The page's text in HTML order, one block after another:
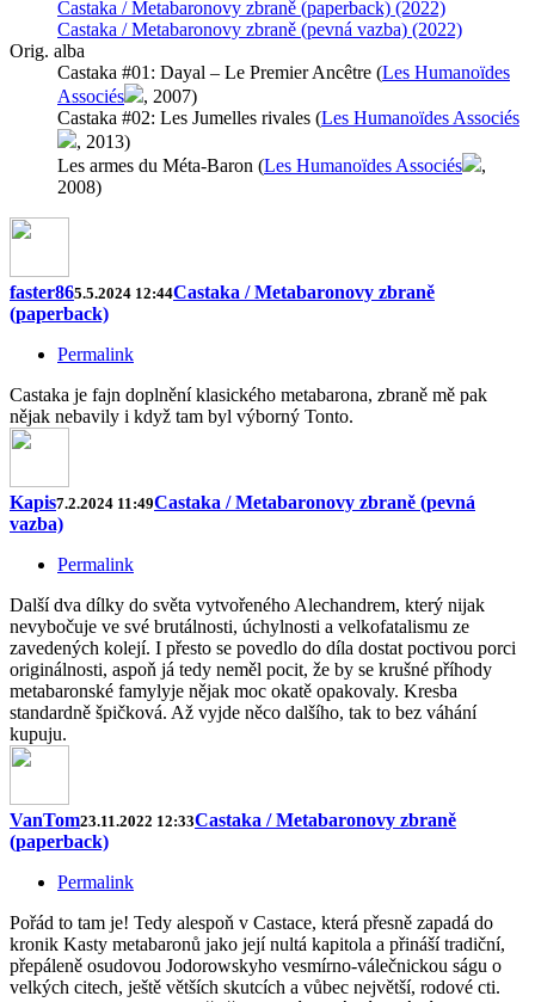
Castaka / Metabaronovy zbraně (paperback) (2022)
Castaka / Metabaronovy zbraně (pevná vazba) (2022)
Orig. alba
Castaka #01: Dayal – Le Premier Ancêtre (Les Humanoïdes
Associés
, 2007)
Castaka #02: Les Jumelles rivales (Les Humanoïdes Associés
, 2013)
Les armes du Méta-Baron (Les Humanoïdes Associés
,
2008)
faster865.5.2024 12:44Castaka / Metabaronovy zbraně
(paperback)
Permalink
Castaka je fajn doplnění klasického metabarona, zbraně mě pak
nějak nebavily i když tam byl výborný Tonto.
Kapis7.2.2024 11:49Castaka / Metabaronovy zbraně (pevná
vazba)
Permalink
Další dva dílky do světa vytvořeného Alechandrem, který nijak
nevybočuje ve své brutálnosti, úchylnosti a velkofatalismu ze
zavedených kolejí. I přesto se povedlo do díla dostat poctivou porci
originálnosti, aspoň já tedy neměl pocit, že by se krušné příhody
metabaronské famylyje nějak moc okatě opakovaly. Kresba
standardně špičková. Až vyjde něco dalšího, tak to bez váhání
kupuju.
VanTom23.11.2022 12:33Castaka / Metabaronovy zbraně
(paperback)
Permalink
Pořád to tam je! Tedy alespoň v Castace, která přesně zapadá do
kronik Kasty metabaronů jako její nultá kapitola a přináší tradiční,
přepáleně osudovou Jodorowskyho vesmírno-válečnickou ságu o
velkých citech, ještě větších skutcích a vůbec největší, rodové cti.